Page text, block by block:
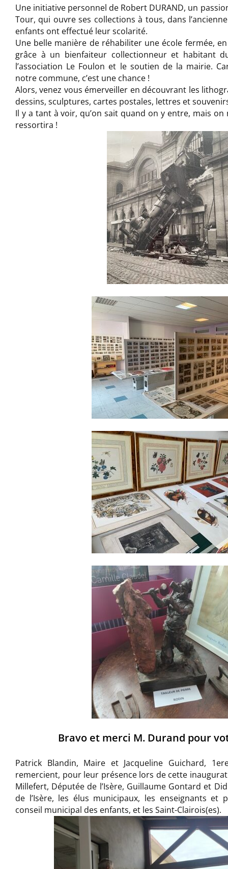
Une initiative personnel de Robert DURAND, un
Tour, qui ouvre ses collections à tous, dans
enfants ont effectué leur scolarité.
Une belle manière de réhabiliter une école fermée,
grâce à un bienfaiteur collectionneur et habitant
l’association Le Foulon et le soutien de la mairie.
notre commune, c’est une chance !
Alors, venez vous émerveiller en découvrant les
dessins, sculptures, cartes postales, lettres et
Il y a tant à voir, qu’on sait quand on y entre, mais
ressortira !
Bravo et merci M. Durand pour
Patrick Blandin, Maire et Jacqueline Guichard,
remercient, pour leur présence lors de cette
Millefert, Députée de l’Isère, Guillaume Gontard et
de l’Isère, les élus municipaux, les enseignants et
conseil municipal des enfants, et les Saint-Clairois(es).